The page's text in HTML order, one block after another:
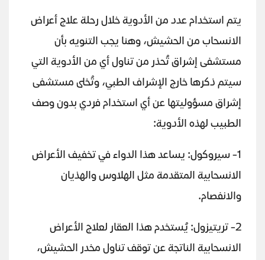
يتم استخدام عدد من الأدوية خلال رحلة علاج أعراض
الانسحاب من الحشيش، وهنا يجب التنويه بأن
مستشفى إشراق تُحذر من تناول أي من الأدوية التي
سيتم ذكرها خارج الإشراف الطبي، وتُخلى مستشفى
إشراق مسؤوليتها عن أي استخدام فردي بدون وصف
الطبيب لهذه الأدوية:
1- سيروكول: يساعد هذا الدواء في تخفيف الأعراض
الانسحابية المتقدمة مثل الهلاوس والهذيان
والانفصام.
2- تريتيزول: يُستخدم هذا العقار لعلاج الأعراض
الانسحابية الناتجة عن توقف تناول مخدر الحشيش،